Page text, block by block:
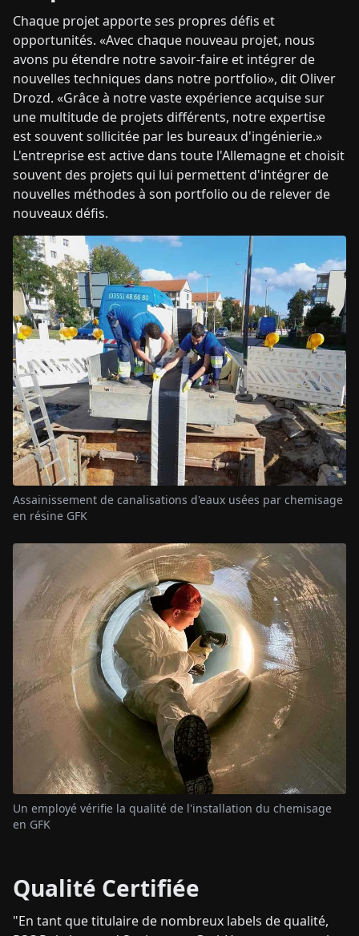
Chaque projet apporte ses propres défis et
opportunités. «Avec chaque nouveau projet, nous
avons pu étendre notre savoir-faire et intégrer de
nouvelles techniques dans notre portfolio», dit Oliver
Drozd. «Grâce à notre vaste expérience acquise sur
une multitude de projets différents, notre expertise
est souvent sollicitée par les bureaux d'ingénierie.»
L'entreprise est active dans toute l'Allemagne et choisit
souvent des projets qui lui permettent d'intégrer de
nouvelles méthodes à son portfolio ou de relever de
nouveaux défis.
Assainissement de canalisations d'eaux usées par chemisage
en résine GFK
Un employé vérifie la qualité de l'installation du chemisage
en GFK
Qualité Certifiée
"En tant que titulaire de nombreux labels de qualité,